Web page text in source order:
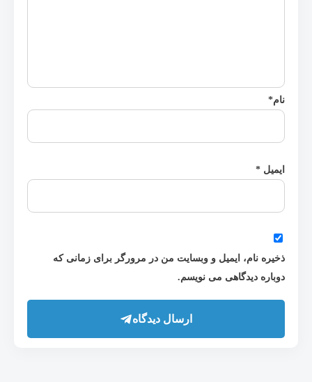
نام*
ایمیل *
ذخیره نام، ایمیل و وبسایت من در مرورگر برای زمانی که
دوباره دیدگاهی می نویسم.
ارسال دیدگاه